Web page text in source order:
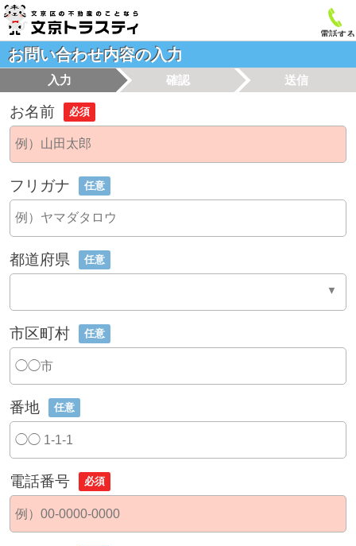
電話する
お問い合わせ内容の入力
入力 確認 送信
お名前 必須
フリガナ 任意
都道府県 任意
市区町村 任意
番地 任意
電話番号 必須